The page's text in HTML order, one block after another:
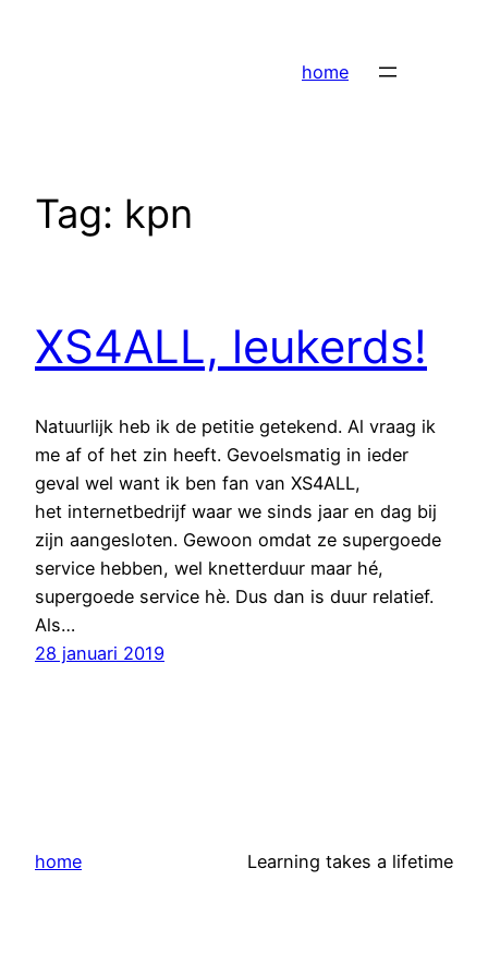
home
Tag: kpn
XS4ALL, leukerds!
Natuurlijk heb ik de petitie getekend. Al vraag ik
me af of het zin heeft. Gevoelsmatig in ieder
geval wel want ik ben fan van XS4ALL,
het internetbedrijf waar we sinds jaar en dag bij
zijn aangesloten. Gewoon omdat ze supergoede
service hebben, wel knetterduur maar hé,
supergoede service hè. Dus dan is duur relatief.
Als…
28 januari 2019
home Learning takes a lifetime